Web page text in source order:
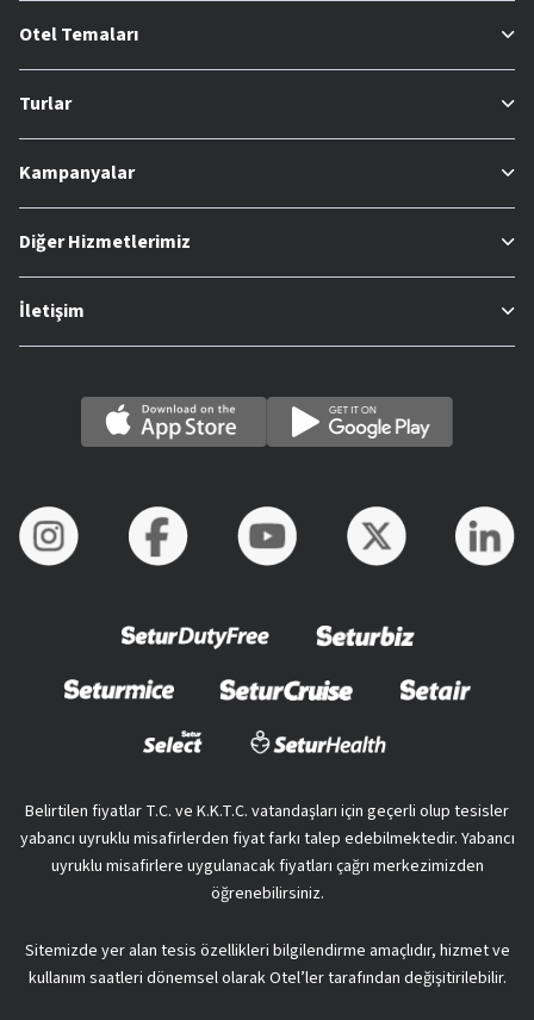
Otel Temaları
Turlar
Kampanyalar
Diğer Hizmetlerimiz
İletişim
Belirtilen fiyatlar T.C. ve K.K.T.C. vatandaşları için geçerli olup tesisler
yabancı uyruklu misafirlerden fiyat farkı talep edebilmektedir. Yabancı
uyruklu misafirlere uygulanacak fiyatları çağrı merkezimizden
öğrenebilirsiniz.
Sitemizde yer alan tesis özellikleri bilgilendirme amaçlıdır, hizmet ve
kullanım saatleri dönemsel olarak Otel’ler tarafından değişitirilebilir.